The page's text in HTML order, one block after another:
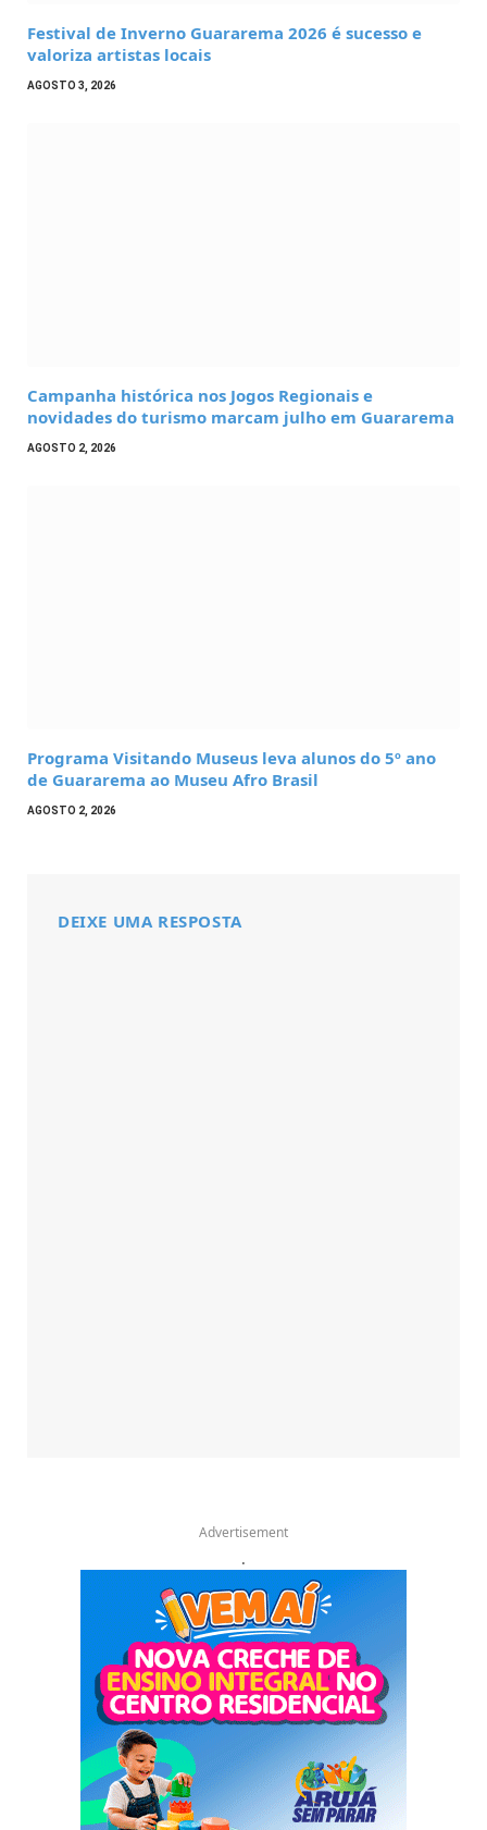
Festival de Inverno Guararema 2026 é sucesso e
valoriza artistas locais
AGOSTO 3, 2026
Campanha histórica nos Jogos Regionais e
novidades do turismo marcam julho em Guararema
AGOSTO 2, 2026
Programa Visitando Museus leva alunos do 5º ano
de Guararema ao Museu Afro Brasil
AGOSTO 2, 2026
DEIXE UMA RESPOSTA
Advertisement
.